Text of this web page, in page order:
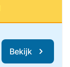
Bekijk